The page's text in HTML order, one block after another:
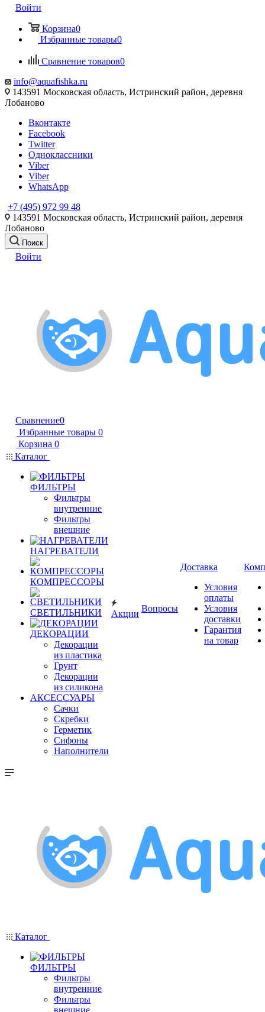
Войти
Корзина0
Избранные товары0
Сравнение товаров0
info@aquafishka.ru
143591 Московская область, Истринский район, деревня
Лобаново
Вконтакте
Facebook
Twitter
Одноклассники
Viber
Viber
WhatsApp
+7 (495) 972 99 48
143591 Московская область, Истринский район, деревня
Лобаново
Поиск
Войти
Сравнение0
Избранные товары 0
Корзина 0
Каталог
ФИЛЬТРЫ
Фильтры
внутренние
Фильтры
внешние
НАГРЕВАТЕЛИ
КОМПРЕССОРЫ
СВЕТИЛЬНИКИ
ДЕКОРАЦИИ
Декорации
из пластика
Грунт
Декорации
из силикона
АКСЕССУАРЫ
Сачки
Скребки
Герметик
Сифоны
Наполнители
Акции
Вопросы
Доставка
Условия
оплаты
Условия
доставки
Гарантия
на товар
Каталог
ФИЛЬТРЫ
Фильтры
внутренние
Фильтры
внешние